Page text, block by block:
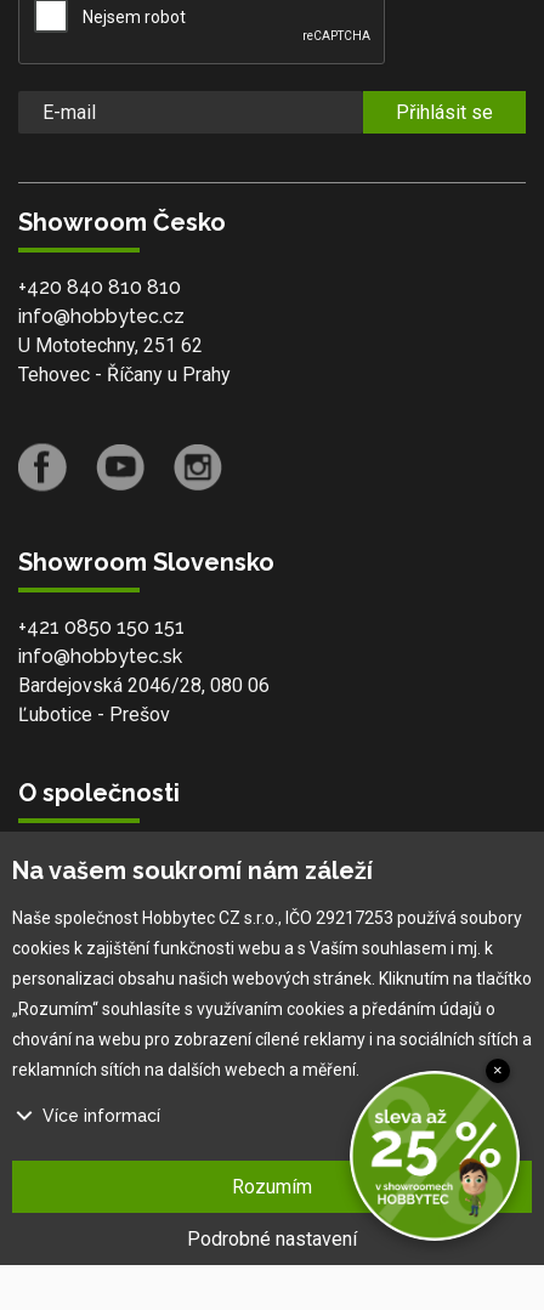
Přihlásit se
Showroom Česko
+420 840 810 810
info@hobbytec.cz
U Mototechny, 251 62
Tehovec - Říčany u Prahy
Showroom Slovensko
+421 0850 150 151
info@hobbytec.sk
Bardejovská 2046/28, 080 06
Ľubotice - Prešov
O společnosti
Vlastní výroba
Náš tým
O nás
Pro zákazníka
Obchodní podmínky
Jak na reklamaci
Na vašem soukromí nám záleží
Naše společnost Hobbytec CZ s.r.o., IČO 29217253 používá soubory
cookies k zajištění funkčnosti webu a s Vaším souhlasem i mj. k
personalizaci obsahu našich webových stránek. Kliknutím na tlačítko
„Rozumím“ souhlasíte s využívaním cookies a předáním údajů o
chování na webu pro zobrazení cílené reklamy i na sociálních sítích a
reklamních sítích na dalších webech a měření.
Více informací
Na našem webu používáme několik druhů kategorií cookies:
Ty jsou nezbytně nutné pro fungování webu a jeho funkcí, které se
rozhodnete využívat. Bez nich by náš web nefungoval, např. by nebylo
Rozumím
Podrobné nastavení
×